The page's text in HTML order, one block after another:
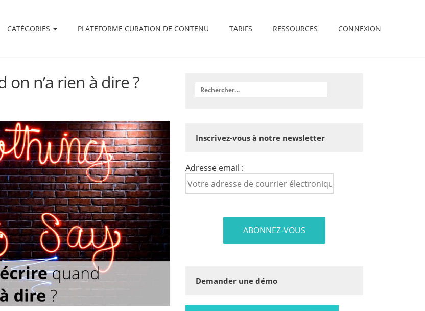
CATÉGORIES PLATEFORME CURATION DE CONTENU TARIFS RESSOURCES CONNEXION
n’a rien à dire ?
Inscrivez-vous à notre newsletter
Adresse email :
Demander une démo